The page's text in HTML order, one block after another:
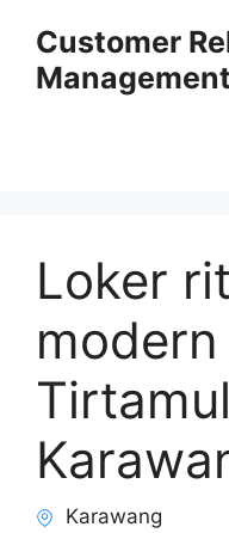
content
Customer
Management
Loker
Karawang